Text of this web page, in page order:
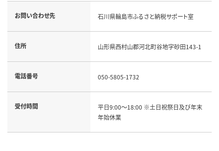
お問い合わせ先 石川県輪島市ふるさと納税サポート室
住所 山形県西村山郡河北町谷地字砂田143-1
電話番号 050-5805-1732
受付時間
平日9:00～18:00 ※土日祝祭日及び年末
年始休業